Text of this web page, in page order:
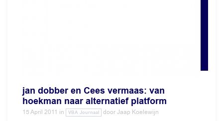
jan dobber en Cees vermaas: van
hoekman naar alternatief platform
15 April 2011 in VBA Journaal doorJaap Koelewijn